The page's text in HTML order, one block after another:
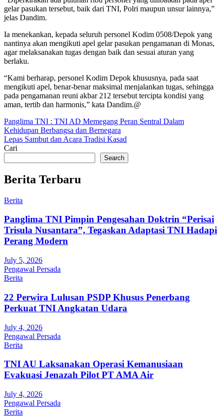
gelar pasukan tersebut, baik dari TNI, Polri maupun unsur lainnya,”
jelas Dandim.
Ia menekankan, kepada seluruh personel Kodim 0508/Depok yang
nantinya akan mengikuti apel gelar pasukan pengamanan di Monas,
agar melaksanakan tugas dengan baik dan sesuai aturan yang
berlaku.
“Kami berharap, personel Kodim Depok khususnya, pada saat
mengikuti apel, benar-benar maksimal menjalankan tugas, sehingga
pada pengamanan reuni akbar 212 tersebut tercipta kondisi yang
aman, tertib dan harmonis,” kata Dandim.@
Post
navigation
Panglima TNI : TNI AD Memegang Peran Sentral Dalam
Kehidupan Berbangsa dan Bernegara
Lepas Sambut dan Acara Tradisi Kasad
Cari
Search
Berita Terbaru
Berita
Panglima TNI Pimpin Pengesahan Doktrin “Perisai
Trisula Nusantara”, Tegaskan Adaptasi TNI Hadapi
Perang Modern
July 5, 2026
Pengawal Persada
Berita
22 Perwira Lulusan PSDP Khusus Penerbang
Perkuat TNI Angkatan Udara
July 4, 2026
Pengawal Persada
Berita
TNI AU Laksanakan Operasi Kemanusiaan
Evakuasi Jenazah Pilot PT AMA Air
July 4, 2026
Pengawal Persada
Berita